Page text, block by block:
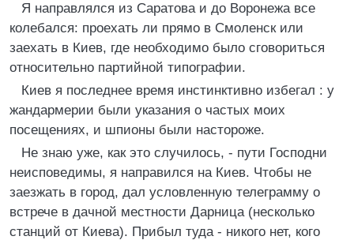
Я направлялся из Саратова и до Воронежа все
колебался: проехать ли прямо в Смоленск или
заехать в Киев, где необходимо было сговориться
относительно партийной типографии.
Киев я последнее время инстинктивно избегал : у
жандармерии были указания о частых моих
посещениях, и шпионы были настороже.
Не знаю уже, как это случилось, - пути Господни
неисповедимы, я направился на Киев. Чтобы не
заезжать в город, дал условленную телеграмму о
встрече в дачной местности Дарница (несколько
станций от Киева). Прибыл туда - никого нет, кого